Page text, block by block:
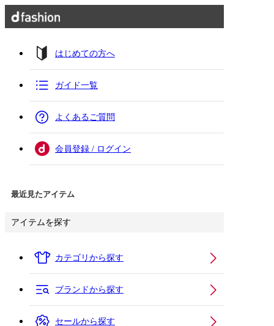
はじめての方へ
ガイド一覧
よくあるご質問
会員登録 / ログイン
最近見たアイテム
アイテムを探す
カテゴリから探す
ブランドから探す
セールから探す